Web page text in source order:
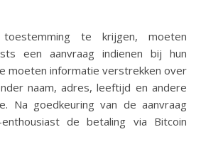
te krijgen, moeten
een aanvraag indienen bij hun
moeten informatie verstrekken over
naam, adres, leeftijd en andere
Na goedkeuring van de aanvraag
de betaling via Bitcoin